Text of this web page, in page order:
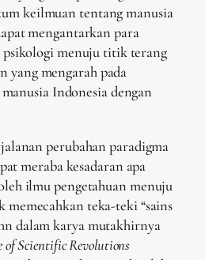
keilmuan tentang manusia
mengantarkan para
menuju titik terang
yang mengarah pada
Indonesia dengan
perubahan paradigma
meraba kesadaran apa
ilmu pengetahuan menuju
memecahkan teka-teki “sains
dalam karya mutakhirnya
of Scientific Revolutions